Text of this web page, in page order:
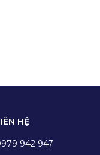
HỆ
942 947